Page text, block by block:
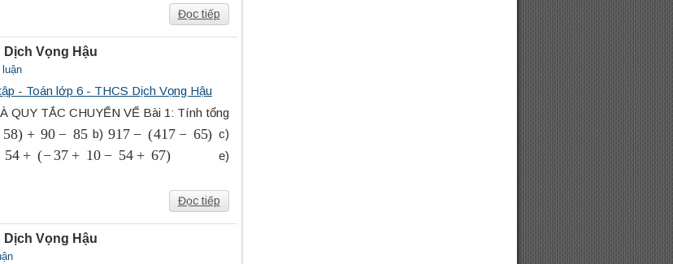
Đọc tiếp
Dịch Vọng Hậu
- Toán lớp 6 - THCS Dịch Vọng Hậu
QUY TẮC CHUYỂN VẾ Bài 1: Tính tổng
+90 85 b)917 417− ) c)
54 + − 37+10 − 54 67 e)
Đọc tiếp
Dịch Vọng Hậu